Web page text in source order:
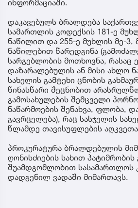
ინფორმაციაში.
დაკავებულს ბრალდება
სამართლის კოდექსის 181-ე
ნაწილით და 255-ე მუხლის მე-3,
ნაწილებით წარედგინა
სარგებლობის მოთხოვნა, რასაც
დაზარალებულის ან მისი ახლო
სახელის გამტეხი ცნობის
წინასწარი შეცნობით
გამოსახულების შემცველი
ნაწარმოების შენახვა, ფლობა,
გავრცელება), რაც სასჯელის
წლამდე თავისუფლების
პროკურატურა ბრალდებულის
ღონისძიების სახით პატიმრობის
შუამდგომლობით სასამართლოს
დადგენილ ვადაში მიმართავს.